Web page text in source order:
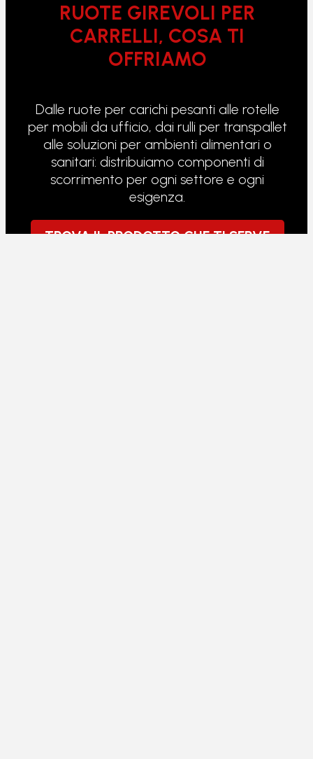
RUOTE GIREVOLI PER
CARRELLI, COSA TI
OFFRIAMO
Dalle ruote per carichi pesanti alle rotelle
per mobili da ufficio, dai rulli per transpallet
alle soluzioni per ambienti alimentari o
sanitari: distribuiamo componenti di
scorrimento per ogni settore e ogni
esigenza.
TROVA IL PRODOTTO CHE TI SERVE